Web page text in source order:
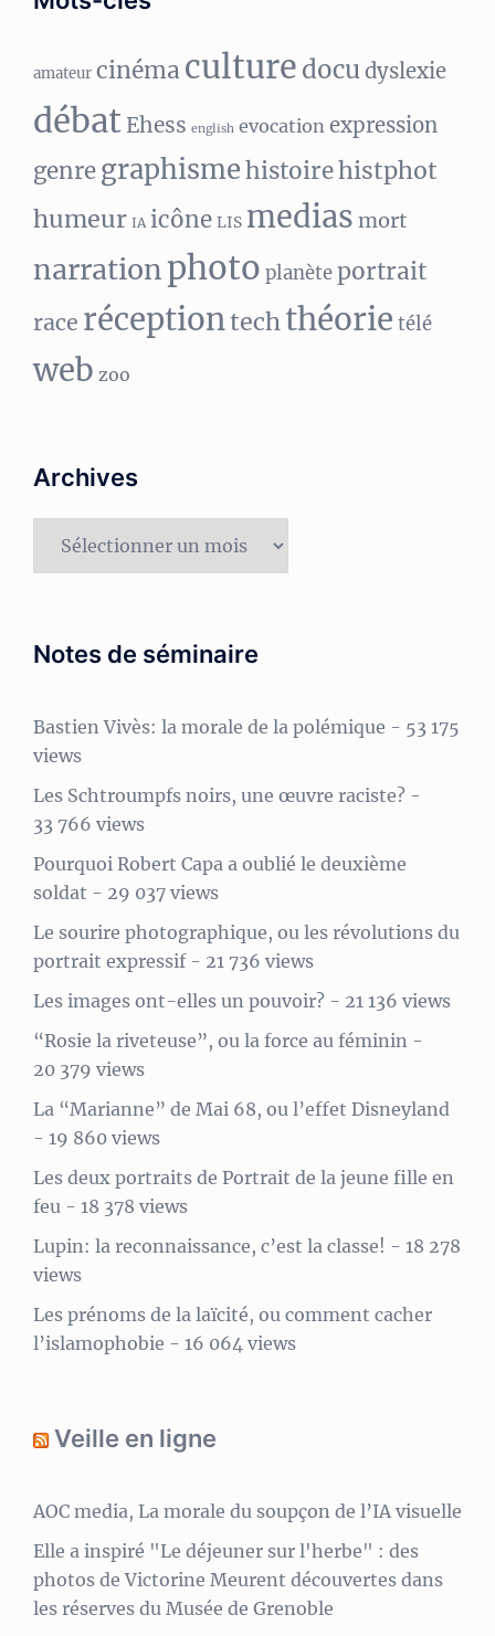
amateur cinémaculture docudyslexie
débat Ehess english evocation expression
genregraphismehistoirehistphot
humeur IA icône LIS medias mort
narrationphoto planèteportrait
race réceptiontechthéorie télé
web zoo
Archives
Notes de séminaire
Bastien Vivès: la morale de la polémique - 53 175
views
Les Schtroumpfs noirs, une œuvre raciste? -
33 766 views
Pourquoi Robert Capa a oublié le deuxième
soldat - 29 037 views
Le sourire photographique, ou les révolutions du
portrait expressif- 21 736 views
Les images ont-elles un pouvoir? - 21 136 views
“Rosie la riveteuse”, ou la force au féminin -
20 379 views
La “Marianne” de Mai 68, ou l’effet Disneyland
- 19 860 views
Les deux portraits de Portrait de la jeune fille en
feu - 18 378 views
Lupin: la reconnaissance, c’est la classe! - 18 278
views
Les prénoms de la laïcité, ou comment cacher
l’islamophobie - 16 064 views
Veille en ligne
AOC media, La morale du soupçon de l’IA visuelle
Elle a inspiré "Le déjeuner sur l'herbe" : des
photos de Victorine Meurent découvertes dans
les réserves du Musée de Grenoble